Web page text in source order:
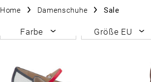
Home Damenschuhe Sale
Farbe
Grau
Größe EU